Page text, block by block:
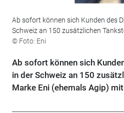
Ab sofort können sich Kunden des
Schweiz an 150 zusätzlichen
© Foto: Eni
Ab sofort können sich
in der Schweiz an 150
Marke Eni (ehemals Agip)